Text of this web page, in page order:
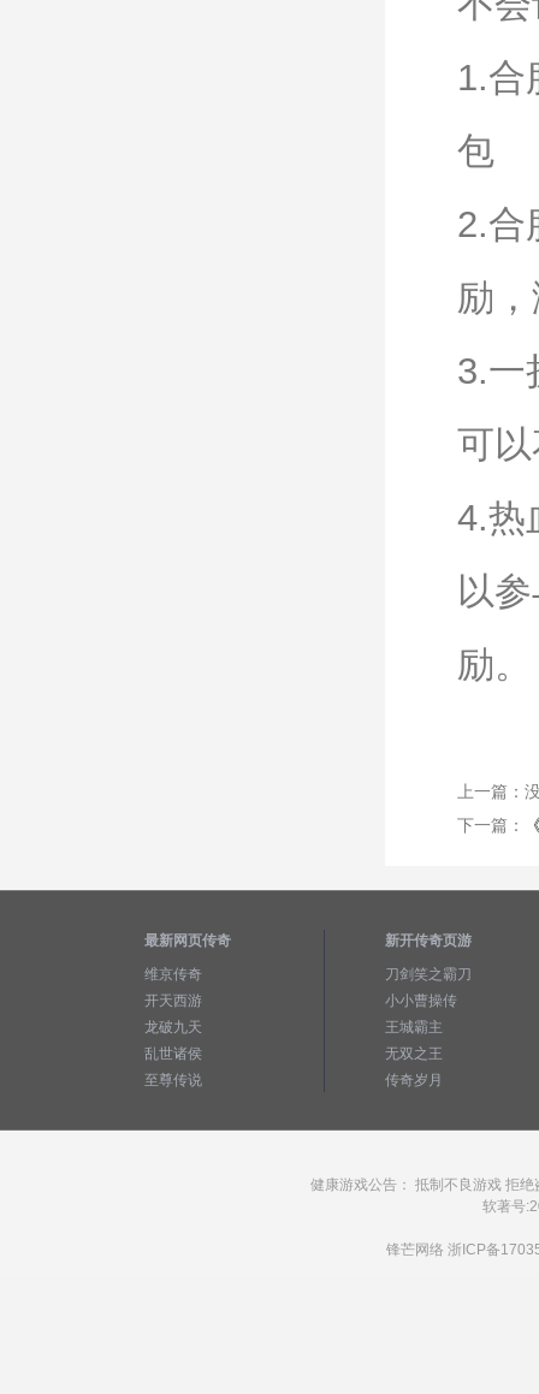
1.合
包
2.合
励
3.一
可
4.热
以
励。
上一篇：
下一篇：
最新网页传奇
维京传奇
开天西游
龙破九天
乱世诸侯
至尊传说
新开传奇页游
刀剑笑之霸刀
小小曹操传
王城霸主
无双之王
传奇岁月
健康游戏公告： 抵制不良游戏 拒
软著号
锋芒网络 浙ICP备